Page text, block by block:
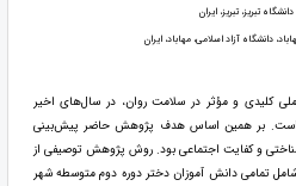
تبریز، تبریز، ایران
دانشگاه آزاد اسلامی، مهاباد، ایران
کلیدی و مؤثر در سلامت روان، در سال‌های اخیر
است. بر همین اساس هدف پژوهش حاضر پیش‌بینی
و کفایت اجتماعی بود. روش پژوهش توصیفی از
تمامی دانش آموزان دختر دوره دوم متوسطه شهر